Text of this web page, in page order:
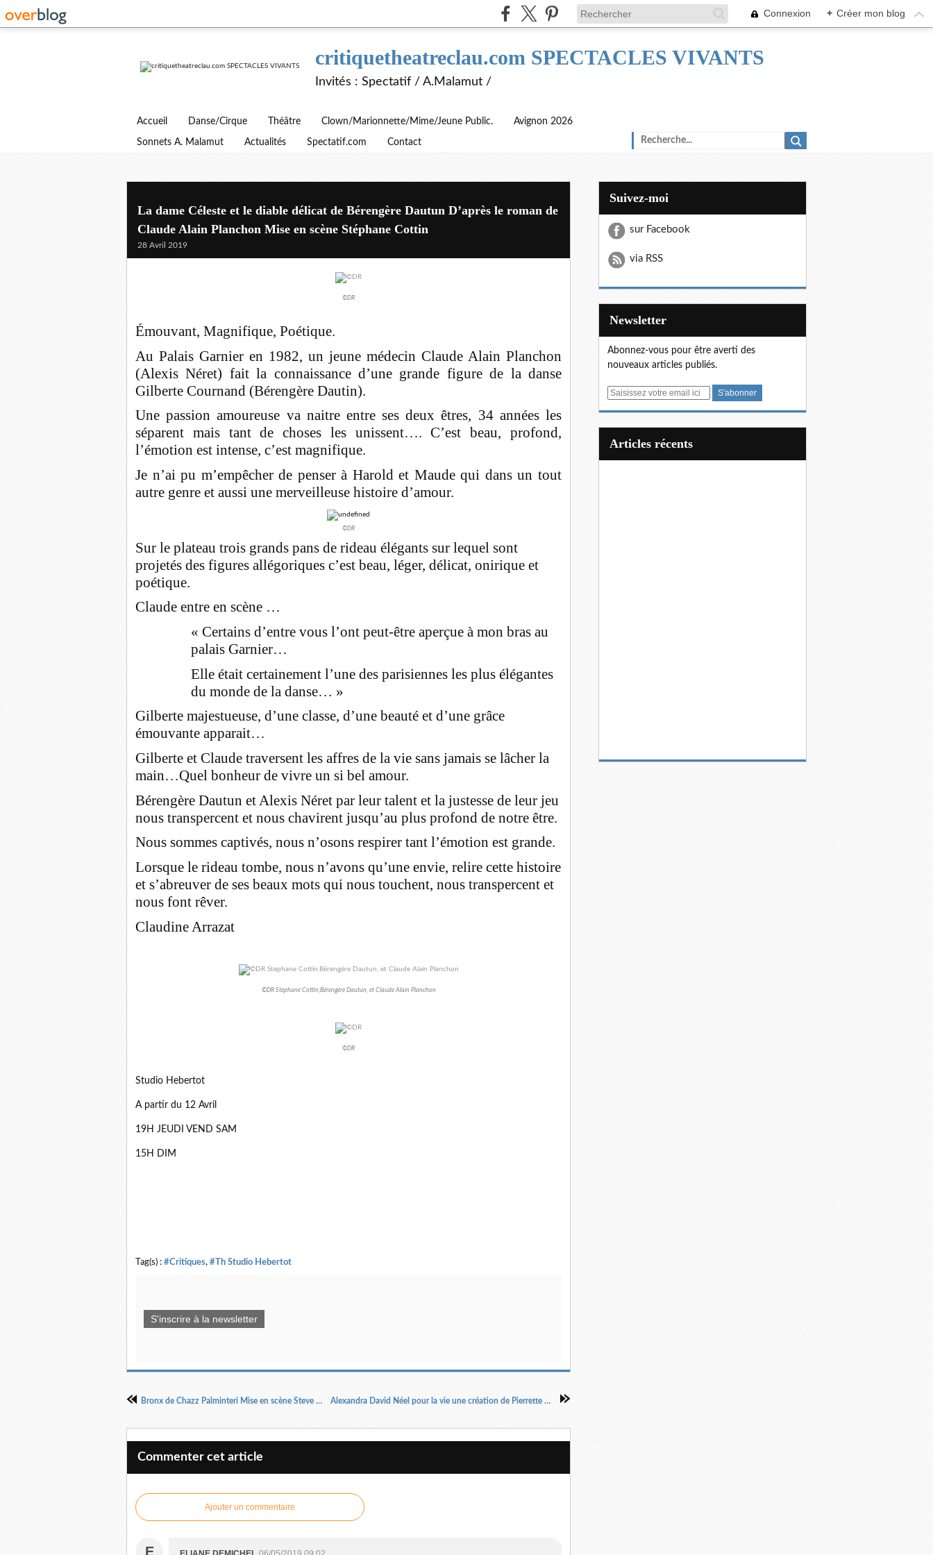
Connexion + Créer mon blog
critiquetheatreclau.com SPECTACLES VIVANTS
Invités : Spectatif / A.Malamut /
Accueil Danse/Cirque Théâtre Clown/Marionnette/Mime/Jeune Public. Avignon 2026
Sonnets A. Malamut Actualités Spectatif.com Contact
La dame Céleste et le diable délicat de Bérengère Dautun D’après le roman de
Claude Alain Planchon Mise en scène Stéphane Cottin
28 Avril 2019
©DR
Émouvant, Magnifique, Poétique.
Au Palais Garnier en 1982, un jeune médecin Claude Alain Planchon
(Alexis Néret) fait la connaissance d’une grande figure de la danse
Gilberte Cournand (Bérengère Dautin).
Une passion amoureuse va naitre entre ses deux êtres, 34 années les
séparent mais tant de choses les unissent…. C’est beau, profond,
l’émotion est intense, c’est magnifique.
Je n’ai pu m’empêcher de penser à Harold et Maude qui dans un tout
autre genre et aussi une merveilleuse histoire d’amour.
©DR
Sur le plateau trois grands pans de rideau élégants sur lequel sont
projetés des figures allégoriques c’est beau, léger, délicat, onirique et
poétique.
Claude entre en scène …
« Certains d’entre vous l’ont peut-être aperçue à mon bras au
palais Garnier…
Elle était certainement l’une des parisiennes les plus élégantes
du monde de la danse… »
Gilberte majestueuse, d’une classe, d’une beauté et d’une grâce
émouvante apparait…
Gilberte et Claude traversent les affres de la vie sans jamais se lâcher la
main…Quel bonheur de vivre un si bel amour.
Bérengère Dautun et Alexis Néret par leur talent et la justesse de leur jeu
nous transpercent et nous chavirent jusqu’au plus profond de notre être.
Nous sommes captivés, nous n’osons respirer tant l’émotion est grande.
Lorsque le rideau tombe, nous n’avons qu’une envie, relire cette histoire
et s’abreuver de ses beaux mots qui nous touchent, nous transpercent et
nous font rêver.
Claudine Arrazat
©DR Stephane Cottin,Bérengére Dautun, et Claude Alain Planchon
©DR
Studio Hebertot
A partir du 12 Avril
19H JEUDI VEND SAM
15H DIM
Tag(s) : #Critiques, #Th Studio Hebertot
S'inscrire à la newsletter
Bronx de Chazz Palminteri Mise en scène Steve Suissa Alexandra David Néel pour la vie une création de Pierrette Dupoyet
Commenter cet article
Ajouter un commentaire
E
Suivez-moi
sur Facebook
via RSS
Newsletter
Abonnez-vous pour être averti des
nouveaux articles publiés.
E
articles récents